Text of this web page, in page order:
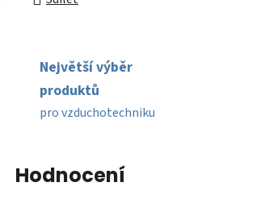
Největší výběr
produktů
pro vzduchotechniku
Hodnocení